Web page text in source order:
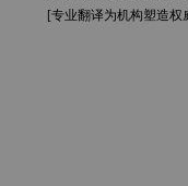
[专业翻译为机构塑造权